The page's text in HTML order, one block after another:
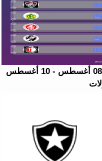
جدول مباريات هذا الأسبوع السبت 08 أغسطس - 10 أغسطس